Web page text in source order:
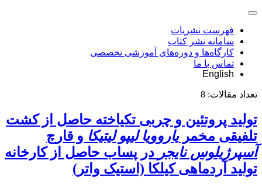
فهرست نشریات
سامانه نشر کتاب
کارگاه‌ها و دوره‌های آموزشی تخصصی
تماس با ما
English
تعداد مقالات: 8
تولید پروتئین و چربی تک‏یاخته حاصل از کشت
تلفیقی مخمریاروویا لیپو لیتیکا و قارچ
آسپرژیلوس نایجر در پساب حاصل از کارخانه
تولید آردماهی کیلکا (استیک واتر)